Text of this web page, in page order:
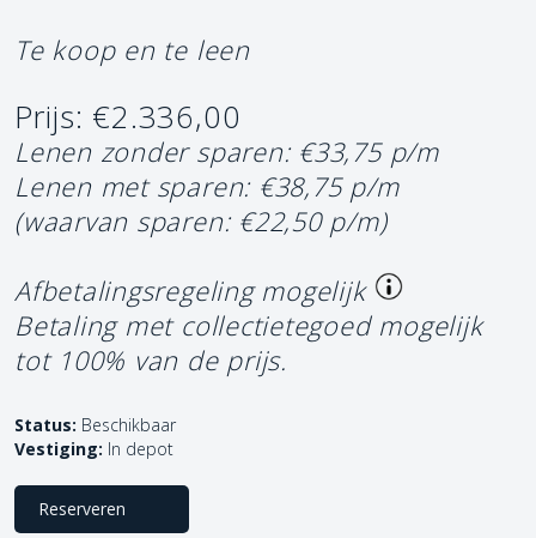
Te koop en te leen
Prijs: €2.336,00
Lenen zonder sparen: €33,75 p/m
Lenen met sparen: €38,75 p/m
(waarvan sparen: €22,50 p/m)
Afbetalingsregeling mogelijk
Betaling met collectietegoed mogelijk
tot 100% van de prijs.
Status: Beschikbaar
Vestiging: In depot
Reserveren